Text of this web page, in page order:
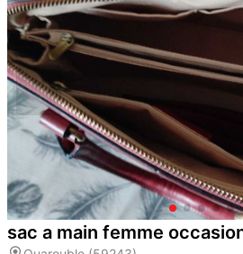
sac a main femme